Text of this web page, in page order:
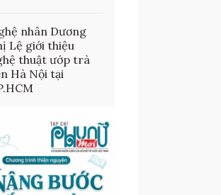
nhân Dương
Lệ giới thiệu
thuật ướp trà
Hà Nội tại